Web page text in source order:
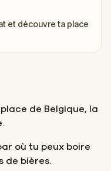
et découvre ta place
de Belgique, la
où tu peux boire
de bières.